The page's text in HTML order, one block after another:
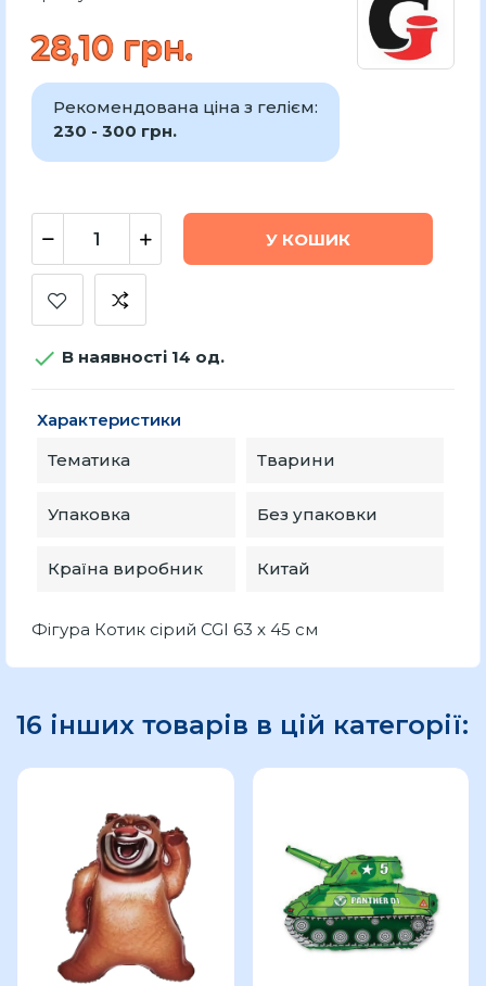
28,10 грн.
Рекомендована ціна з гелієм:
230 - 300 грн.
У КОШИК
 В наявності 14 од.
Характеристики
Тематика
Тварини
Упаковка Без упаковки
Країна виробник Китай
Фігура Котик сірий CGI 63 x 45 см
16 інших товарів в цій категорії: